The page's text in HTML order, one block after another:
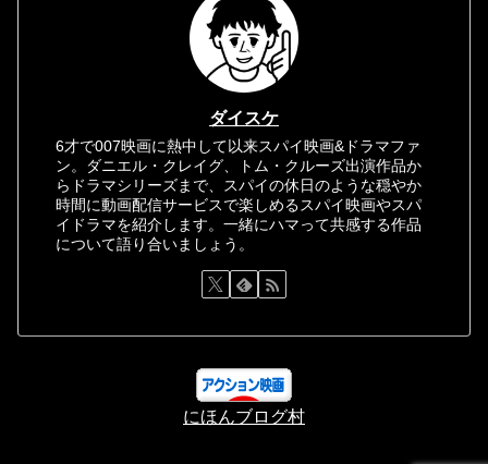
ダイスケ
6才で007映画に熱中して以来スパイ映画&ドラマファ
ン。ダニエル・クレイグ、トム・クルーズ出演作品か
らドラマシリーズまで、スパイの休日のような穏やか
時間に動画配信サービスで楽しめるスパイ映画やスパ
イドラマを紹介します。一緒にハマって共感する作品
について語り合いましょう。
にほんブログ村